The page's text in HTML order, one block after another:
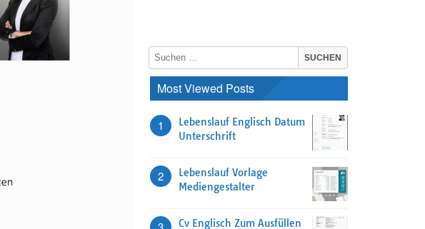
Most Viewed Posts
1
Lebenslauf Englisch Datum
Unterschrift
2
Lebenslauf Vorlage
Mediengestalter
Cv Englisch Zum Ausfüllen